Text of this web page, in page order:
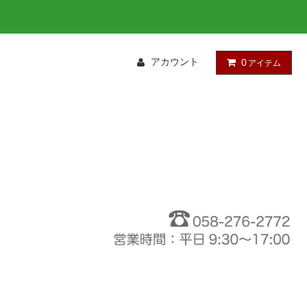
アカウント 0 アイテム